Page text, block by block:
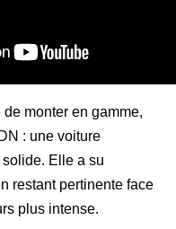
de monter en gamme,
: une voiture
Elle a su
restant pertinente face
plus intense.